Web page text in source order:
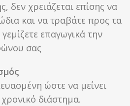
δεν χρειάζεται επίσης να
και να τραβάτε προς τα
επαγωγικά την
σας
ώστε να μείνει
διάστημα.